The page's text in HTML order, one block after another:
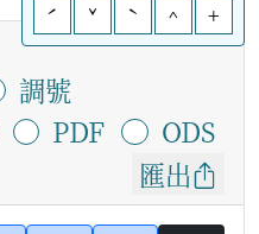
ˊ
ˇ ˋ ^ +
調號
PDF
ODS
匯出